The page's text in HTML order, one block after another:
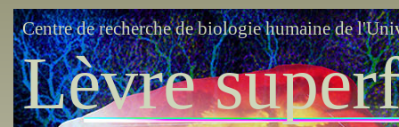
Centre de recherche de biologie humaine de
Lèvre